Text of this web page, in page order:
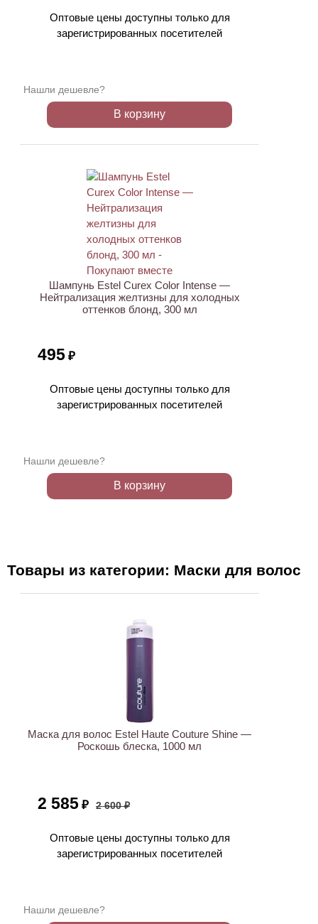
Оптовые цены доступны только для
зарегистрированных посетителей
Нашли дешевле?
В корзину
Шампунь Estel Curex Color Intense —
Нейтрализация желтизны для холодных
оттенков блонд, 300 мл
495 ₽
Оптовые цены доступны только для
зарегистрированных посетителей
Нашли дешевле?
В корзину
Товары из категории: Маски для волос
Маска для волос Estel Haute Couture Shine —
Роскошь блеска, 1000 мл
2 585 ₽ 2 600 ₽
Оптовые цены доступны только для
зарегистрированных посетителей
Нашли дешевле?